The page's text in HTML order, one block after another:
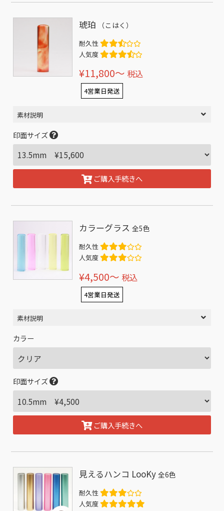
琥珀 （こはく）
耐久性
人気度
¥11,800〜 税込
4営業日発送
素材説明
印面サイズ
ご購入手続きへ
カラーグラス全5色
耐久性
人気度
¥4,500〜 税込
4営業日発送
素材説明
カラー
印面サイズ
ご購入手続きへ
見えるハンコ LooKy全6色
耐久性
人気度